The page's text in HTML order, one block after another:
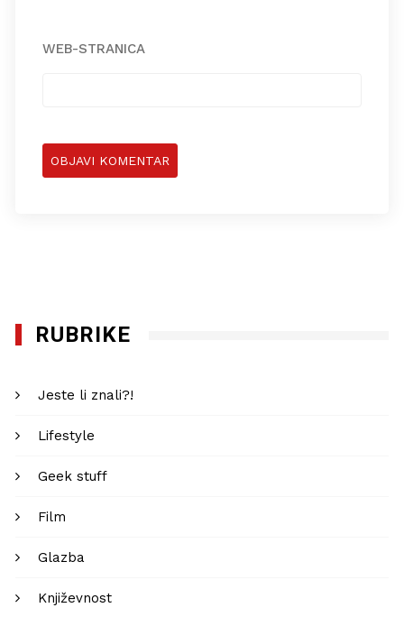
WEB-STRANICA
RUBRIKE
Jeste li znali?!
Lifestyle
Geek stuff
Film
Glazba
Književnost